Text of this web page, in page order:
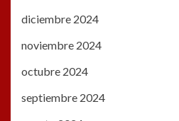
diciembre 2024
noviembre 2024
octubre 2024
septiembre 2024